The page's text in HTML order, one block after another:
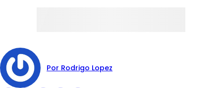
Por Rodrigo Lopez